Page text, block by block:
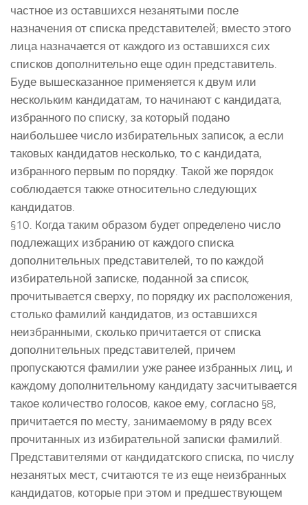
частное из оставшихся незанятыми после
назначения от списка представителей; вместо этого
лица назначается от каждого из оставшихся сих
списков дополнительно еще один представитель.
Буде вышесказанное применяется к двум или
нескольким кандидатам, то начинают с кандидата,
избранного по списку, за который подано
наибольшее число избирательных записок, а если
таковых кандидатов несколько, то с кандидата,
избранного первым по порядку. Такой же порядок
соблюдается также относительно следующих
кандидатов.
§10. Когда таким образом будет определено число
подлежащих избранию от каждого списка
дополнительных представителей, то по каждой
избирательной записке, поданной за список,
прочитывается сверху, по порядку их расположения,
столько фамилий кандидатов, из оставшихся
неизбранными, сколько причитается от списка
дополнительных представителей, причем
пропускаются фамилии уже ранее избранных лиц, и
каждому дополнительному кандидату засчитывается
такое количество голосов, какое ему, согласно §8,
причитается по месту, занимаемому в ряду всех
прочитанных из избирательной записки фамилий.
Представителями от кандидатского списка, по числу
незанятых мест, считаются те из еще неизбранных
кандидатов, которые при этом и предшествующем